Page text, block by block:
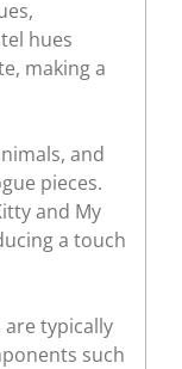
hues
making a
and
pieces.
and My
a touch
are typically
such